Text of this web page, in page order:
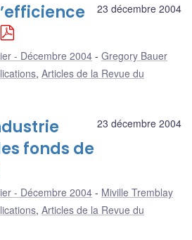
23 décembre 2004
- Décembre 2004
Gregory Bauer
, Articles de la Revue du
23 décembre 2004
fonds de
- Décembre 2004
Miville Tremblay
, Articles de la Revue du